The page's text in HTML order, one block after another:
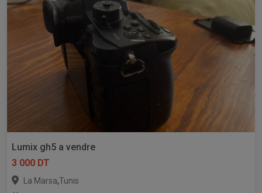
Lumix gh5 a vendre
3 000 DT
La Marsa,Tunis